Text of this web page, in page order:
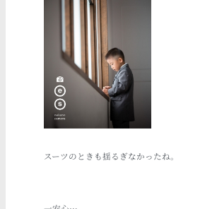
スーツのときも揺るぎなかったね。